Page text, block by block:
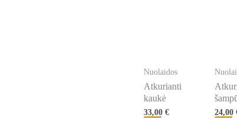
Nuolaidos
Atkurianti
kaukė
33,00€ 24,00